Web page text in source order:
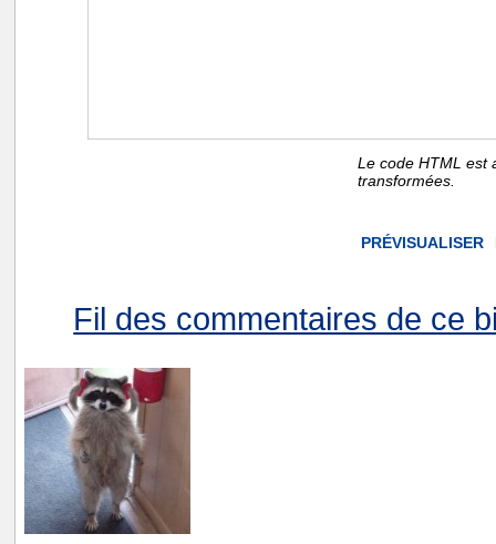
Le code HTML est
transformées.
Fil des commentaires de ce